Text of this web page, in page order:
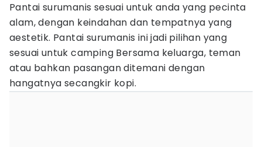
Pantai surumanis sesuai untuk anda yang pecinta
alam, dengan keindahan dan tempatnya yang
aestetik. Pantai surumanis ini jadi pilihan yang
sesuai untuk camping Bersama keluarga, teman
atau bahkan pasangan ditemani dengan
hangatnya secangkir kopi.